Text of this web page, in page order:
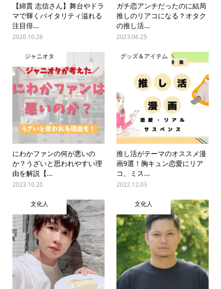
【綿貫 志信さん】舞台やドラ
マで輝くバイタリティ溢れる
注目俳...
2020.10.26
ガチ恋アンチだったのに結局
推しのリアコになる？オタク
の推し活...
2023.06.25
ジャニオタ
にわかファンの何が悪いの
か？うざいと思われやすい理
由を解説【...
2023.10.20
グッズ＆アイテム
推し活がテーマのオススメ漫
画9選！胸キュン恋愛にリア
コ、ミス...
2022.12.03
文化人 文化人